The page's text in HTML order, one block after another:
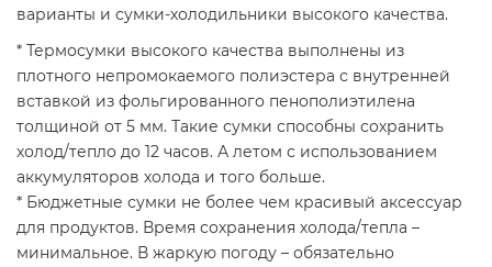
варианты и сумки-холодильники высокого качества.
* Термосумки высокого качества выполнены из
плотного непромокаемого полиэстера с внутренней
вставкой из фольгированного пенополиэтилена
толщиной от 5 мм. Такие сумки способны сохранить
холод/тепло до 12 часов. А летом с использованием
аккумуляторов холода и того больше.
* Бюджетные сумки не более чем красивый аксессуар
для продуктов. Время сохранения холода/тепла –
минимальное. В жаркую погоду – обязательно